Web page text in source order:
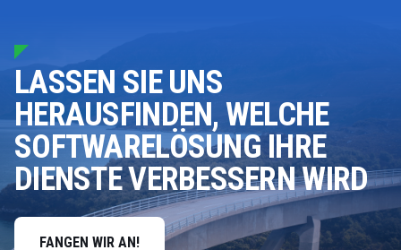
LASSEN SIE UNS
HERAUSFINDEN, WELCHE
SOFTWARELÖSUNG IHRE
DIENSTE VERBESSERN WIRD
FANGEN WIR AN!